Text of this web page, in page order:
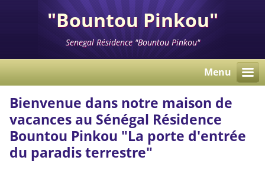
"Bountou Pinkou"
Senegal Résidence "Bountou Pinkou"
Menu
Bienvenue dans notre maison de
vacances au Sénégal Résidence
Bountou Pinkou "La porte d'entrée
du paradis terrestre"